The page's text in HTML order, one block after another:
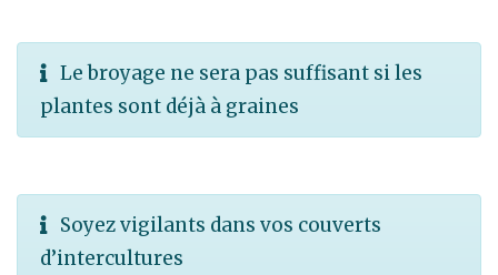
Le broyage ne sera pas suffisant si les
plantes sont déjà à graines
Soyez vigilants dans vos couverts
d’intercultures